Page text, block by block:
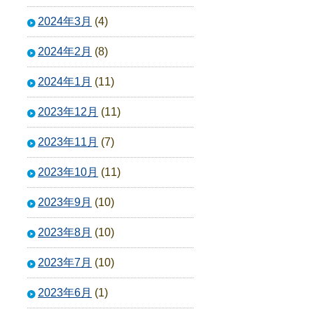
2024年3月 (4)
2024年2月 (8)
2024年1月 (11)
2023年12月 (11)
2023年11月 (7)
2023年10月 (11)
2023年9月 (10)
2023年8月 (10)
2023年7月 (10)
2023年6月 (1)